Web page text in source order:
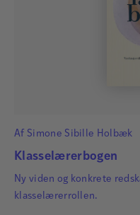
Af Simone Sibille Holbæk
Klasselærerbogen
Ny viden og konkrete
klasselærerrollen.